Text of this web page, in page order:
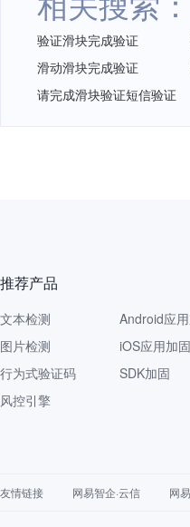
验证滑块完成验证
滑动滑块完成验证
请完成滑块验证短信验证
推荐产品
文本检测
图片检测
行为式验证码
风控引擎
Android应
iOS应用加固
SDK加固
友情链接 网易智企·云信 网